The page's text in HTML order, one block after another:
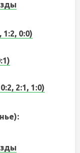
0:0)
2:1, 1:0)